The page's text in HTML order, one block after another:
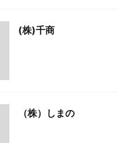
(株)千商
（株）しまの